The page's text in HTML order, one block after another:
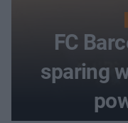
FC
sparing